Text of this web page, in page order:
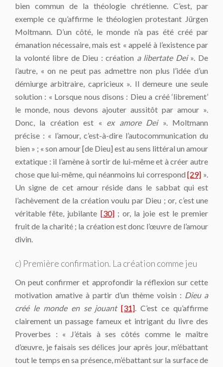
bien commun de la théologie chrétienne. C’est, par
exemple ce qu’affirme le théologien protestant Jürgen
Moltmann. D’un côté, le monde n’a pas été créé par
émanation nécessaire, mais est « appelé à l’existence par
la volonté libre de Dieu : création a libertate Dei ». De
l’autre, « on ne peut pas admettre non plus l’idée d’un
démiurge arbitraire, capricieux ». Il demeure une seule
solution : « Lorsque nous disons : Dieu a créé ‘librement’
le monde, nous devons ajouter aussitôt par amour ».
Donc, la création est « ex amore Dei». Moltmann
précise : « l’amour, c’est-à-dire l’autocommunication du
bien » ; « son amour [de Dieu] est au sens littéral un amour
extatique : il l’amène à sortir de lui-même et à créer autre
chose que lui-même, qui néanmoins lui correspond[29] ».
Un signe de cet amour réside dans le sabbat qui est
l’achèvement de la création voulu par Dieu ; or, c’est une
véritable fête, jubilante [30]; or, la joie est le premier
fruit de la charité ; la création est donc l’œuvre de l’amour
divin.
c) Première confirmation. La création comme jeu
On peut confirmer et approfondir la réflexion sur cette
motivation amative à partir d’un thème voisin : Dieu a
créé le monde en se jouant [31]. C’est ce qu’affirme
clairement un passage fameux et intrigant du livre des
Proverbes : « J’étais à ses côtés comme le maître
d’œuvre, je faisais ses délices jour après jour, m’ébattant
tout le temps en sa présence, m’ébattant sur la surface de